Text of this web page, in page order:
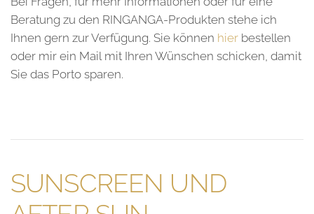
Beratung zu den RINGANGA-Produkten stehe ich
Ihnen gern zur Verfügung. Sie können hier bestellen
oder mir ein Mail mit Ihren Wünschen schicken, damit
Sie das Porto sparen.
SUNSCREEN UND